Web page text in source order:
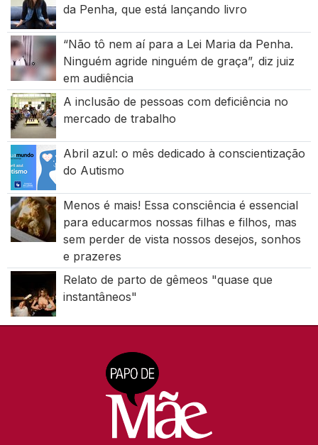
da Penha, que está lançando livro
“Não tô nem aí para a Lei Maria da Penha.
Ninguém agride ninguém de graça”, diz juiz
em audiência
A inclusão de pessoas com deficiência no
mercado de trabalho
Abril azul: o mês dedicado à conscientização
do Autismo
Menos é mais! Essa consciência é essencial
para educarmos nossas filhas e filhos, mas
sem perder de vista nossos desejos, sonhos
e prazeres
Relato de parto de gêmeos "quase que
instantâneos"